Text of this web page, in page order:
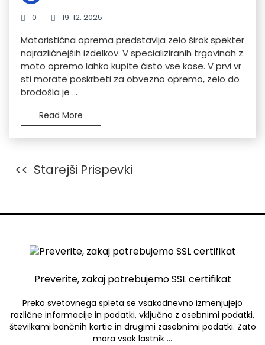
0 19. 12. 2025
Motoristična oprema predstavlja zelo širok spekter
najrazličnejših izdelkov. V specializiranih trgovinah z
moto opremo lahko kupite čisto vse kose. V prvi vr
sti morate poskrbeti za obvezno opremo, zelo do
brodošla je ...
Read More
Navigacija
prispevkov
Starejši Prispevki
Preverite, zakaj potrebujemo SSL certifikat
Preko svetovnega spleta se vsakodnevno izmenjujejo
različne informacije in podatki, vključno z osebnimi podatki,
številkami bančnih kartic in drugimi zasebnimi podatki. Zato
mora vsak lastnik …